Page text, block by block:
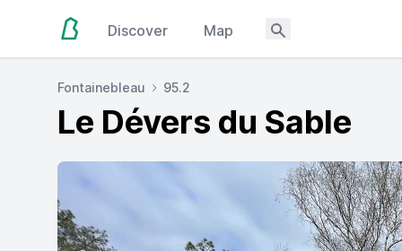
Discover Map
Fontainebleau 95.2
Le Dévers du Sable